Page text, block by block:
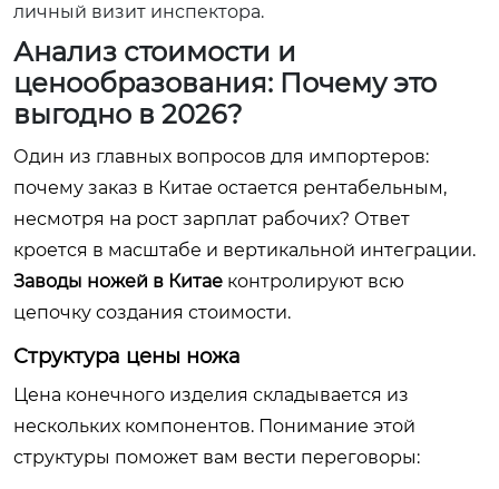
личный визит инспектора.
Анализ стоимости и
ценообразования: Почему это
выгодно в 2026?
Один из главных вопросов для импортеров:
почему заказ в Китае остается рентабельным,
несмотря на рост зарплат рабочих? Ответ
кроется в масштабе и вертикальной интеграции.
Заводы ножей в Китае контролируют всю
цепочку создания стоимости.
Структура цены ножа
Цена конечного изделия складывается из
нескольких компонентов. Понимание этой
структуры поможет вам вести переговоры: